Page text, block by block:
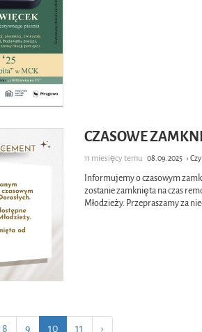
CZASOWE
11 miesięcy temu 08.09.2025›
Informujemy o czasowym
zostanie zamknięta na czas
Młodzieży. Przepraszamy za
8 9 10 11 ›